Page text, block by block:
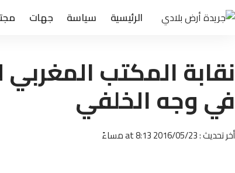
الرئيسية سياسة جهات
نقابة المكتب
في وجه الخلفي
أخر تحديث : 2016/05/23 at 8:13 مساءً